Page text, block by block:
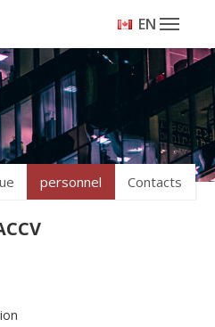
ENGLISH
personnel Contacts